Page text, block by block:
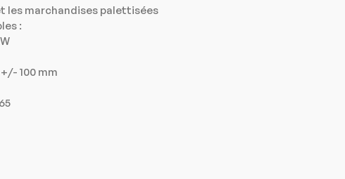
les marchandises palettisées
:
100 mm